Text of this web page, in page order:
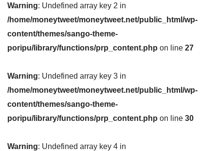
Warning: Undefined array key 2 in
/home/moneytweet/moneytweet.net/public_html/wp-
content/themes/sango-theme-
poripu/library/functions/prp_content.php on line 27
Warning: Undefined array key 3 in
/home/moneytweet/moneytweet.net/public_html/wp-
content/themes/sango-theme-
poripu/library/functions/prp_content.php on line 30
Warning: Undefined array key 4 in